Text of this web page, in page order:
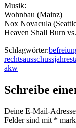
Musik:
Wohnbau (Mainz)
Nox Novacula
Heaven Shall Burn
Schlagwörter:
rechtsausschuss
akw
Schreibe
Deine E-Mail-
Felder sind mit *